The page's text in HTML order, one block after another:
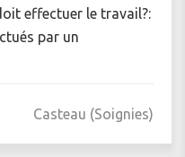
effectuer le travail?:
par un
Casteau (Soignies)